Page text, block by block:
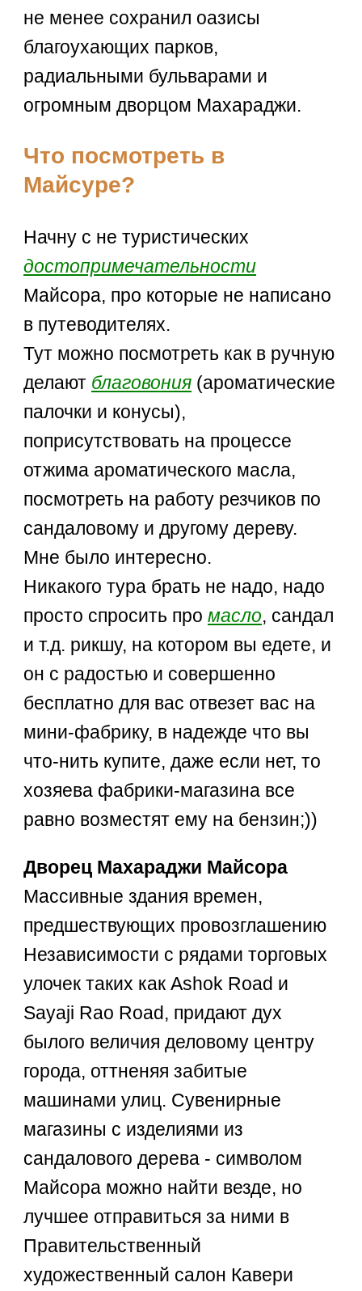
не менее сохранил оазисы
благоухающих парков,
радиальными бульварами и
огромным дворцом Махараджи.
Что посмотреть в
Майсуре?
Начну с не туристических
достопримечательности
Майсора, про которые не написано
в путеводителях.
Тут можно посмотреть как в ручную
делают благовония (ароматические
палочки и конусы),
поприсутствовать на процессе
отжима ароматического масла,
посмотреть на работу резчиков по
сандаловому и другому дереву.
Мне было интересно.
Никакого тура брать не надо, надо
просто спросить промасло, сандал
и т.д. рикшу, на котором вы едете, и
он с радостью и совершенно
бесплатно для вас отвезет вас на
мини-фабрику, в надежде что вы
что-нить купите, даже если нет, то
хозяева фабрики-магазина все
равно возместят ему на бензин;))
Дворец Махараджи Майсора
Массивные здания времен,
предшествующих провозглашению
Независимости с рядами торговых
улочек таких как Ashok Road и
Sayaji Rao Road, придают дух
былого величия деловому центру
города, оттненяя забитые
машинами улиц. Сувенирные
магазины с изделиями из
сандалового дерева - символом
Майсора можно найти везде, но
лучшее отправиться за ними в
Правительственный
художественный салон Кавери